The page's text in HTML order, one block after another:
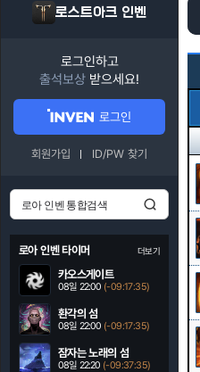
로스트아크 인벤
로그인하고
출석보상 받으세요!
로그인
회원가입 ID/PW 찾기
로아 인벤 타이머 더보기
카오스게이트
08일 22:00 (-09:17:34)
환각의 섬
08일 22:00 (-09:17:34)
잠자는 노래의 섬
08일 22:20 (-09:37:34)